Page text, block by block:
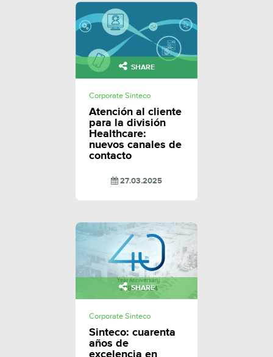
SHARE
Corporate Sinteco
Atención al cliente
para la división
Healthcare:
nuevos canales de
contacto
27.03.2025
SHARE
Corporate Sinteco
Sinteco: cuarenta
años de
excelencia en